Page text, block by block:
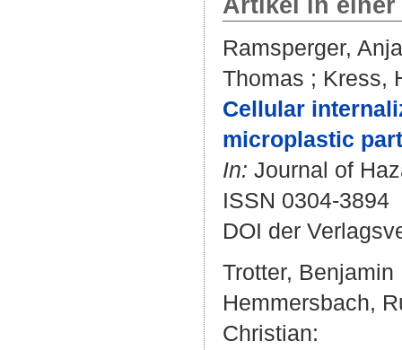
Ramsperger, Anja
Thomas ; Kress,
Cellular
microplastic
In: Journal of
ISSN 0304-3894
DOI der
Trotter, Benjamin
Hemmersbach,
Christian: